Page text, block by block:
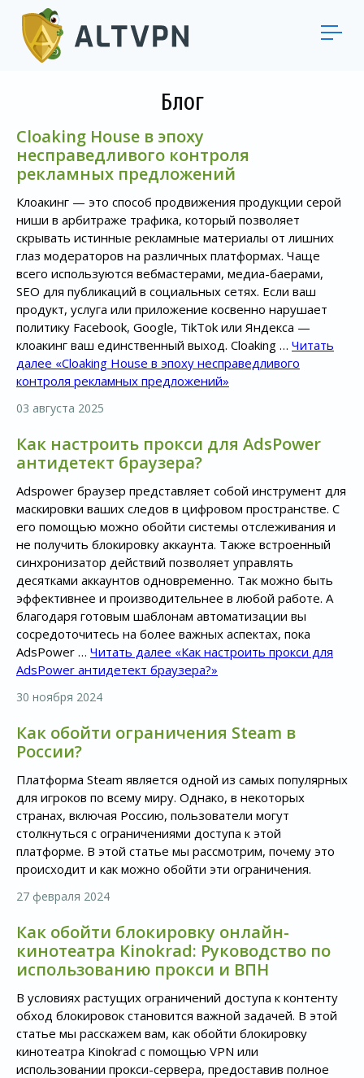
Блог
Cloaking House в эпоху
несправедливого контроля
рекламных предложений
Клоакинг — это способ продвижения продукции серой
ниши в арбитраже трафика, который позволяет
скрывать истинные рекламные материалы от лишних
глаз модераторов на различных платформах. Чаще
всего используются вебмастерами, медиа-баерами,
SEO для публикаций в социальных сетях. Если ваш
продукт, услуга или приложение косвенно нарушает
политику Facebook, Google, TikTok или Яндекса —
клоакинг ваш единственный выход. Cloaking … Читать
далее «Cloaking House в эпоху несправедливого
контроля рекламных предложений»
03 августа 2025
Как настроить прокси для AdsPower
антидетект браузера?
Adspower браузер представляет собой инструмент для
маскировки ваших следов в цифровом пространстве. С
его помощью можно обойти системы отслеживания и
не получить блокировку аккаунта. Также встроенный
синхронизатор действий позволяет управлять
десятками аккаунтов одновременно. Так можно быть
эффективнее и производительнее в любой работе. А
благодаря готовым шаблонам автоматизации вы
сосредоточитесь на более важных аспектах, пока
AdsPower … Читать далее «Как настроить прокси для
AdsPower антидетект браузера?»
30 ноября 2024
Как обойти ограничения Steam в
России?
Платформа Steam является одной из самых популярных
для игроков по всему миру. Однако, в некоторых
странах, включая Россию, пользователи могут
столкнуться с ограничениями доступа к этой
платформе. В этой статье мы рассмотрим, почему это
происходит и как можно обойти эти ограничения.
27 февраля 2024
Как обойти блокировку онлайн-
кинотеатра Kinokrad: Руководство по
использованию прокси и ВПН
В условиях растущих ограничений доступа к контенту
обход блокировок становится важной задачей. В этой
статье мы расскажем вам, как обойти блокировку
кинотеатра Kinokrad с помощью VPN или
использовании прокси-сервера, предоставив полное